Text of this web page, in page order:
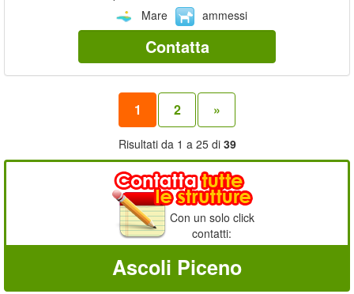
Mare
ammessi
Contatta
1 2 »
Risultati da 1 a 25 di 39
Con un solo click
contatti:
Ascoli Piceno